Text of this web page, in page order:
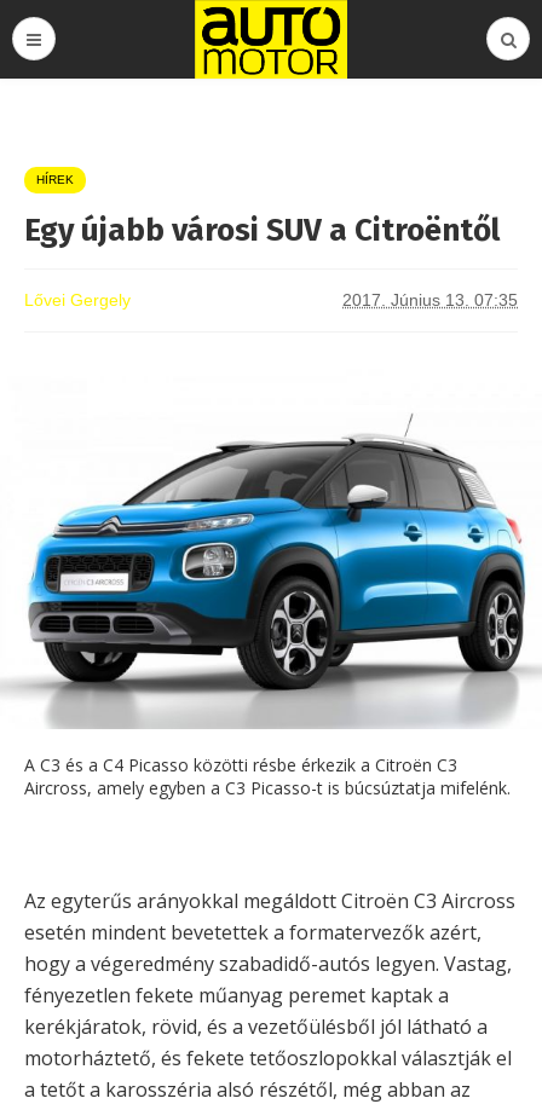
HÍREK
Egy újabb városi SUV a Citroëntől
Lővei Gergely 2017. Június 13. 07:35
A C3 és a C4 Picasso közötti résbe érkezik a Citroën C3
Aircross, amely egyben a C3 Picasso-t is búcsúztatja mifelénk.
Az egyterűs arányokkal megáldott Citroën C3 Aircross
esetén mindent bevetettek a formatervezők azért,
hogy a végeredmény szabadidő-autós legyen. Vastag,
fényezetlen fekete műanyag peremet kaptak a
kerékjáratok, rövid, és a vezetőülésből jól látható a
motorháztető, és fekete tetőoszlopokkal választják el
a tetőt a karosszéria alsó részétől, még abban az